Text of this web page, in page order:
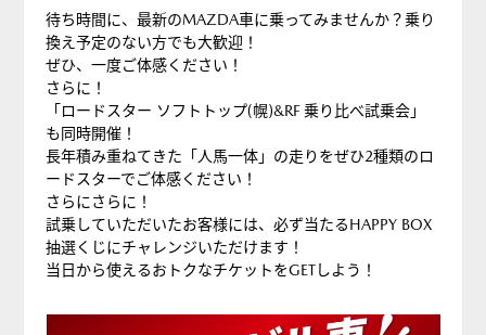
ー
ゼ
ル
車！
体
感
試
乗
会
待ち時間に、最新のMAZDA車に乗ってみませんか？乗り
換え予定のない方でも大歓迎！
ぜひ、一度ご体感ください！
さらに！
「ロードスター ソフトトップ(幌)&RF 乗り比べ試乗会」
も同時開催！
長年積み重ねてきた「人馬一体」の走りをぜひ2種類のロ
ードスターでご体感ください！
さらにさらに！
試乗していただいたお客様には、必ず当たるHAPPY BOX
抽選くじにチャレンジいただけます！
当日から使えるおトクなチケットをGETしよう！